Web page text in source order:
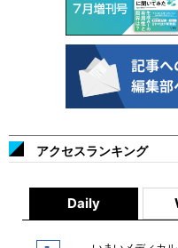
アクセスランキング
Daily